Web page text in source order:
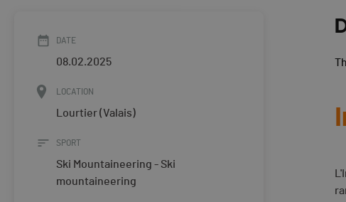
DATE
08.02.2025
LOCATION
Lourtier (Valais)
SPORT
Ski Mountaineering - Ski
mountaineering